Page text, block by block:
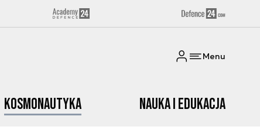
Menu
Kosmonautyka Nauka i edukacja